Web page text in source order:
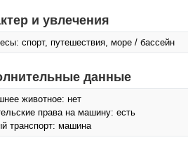
и увлечения
спорт, путешествия, море / бассейн
данные
животное: нет
права на машину: есть
транспорт: машина